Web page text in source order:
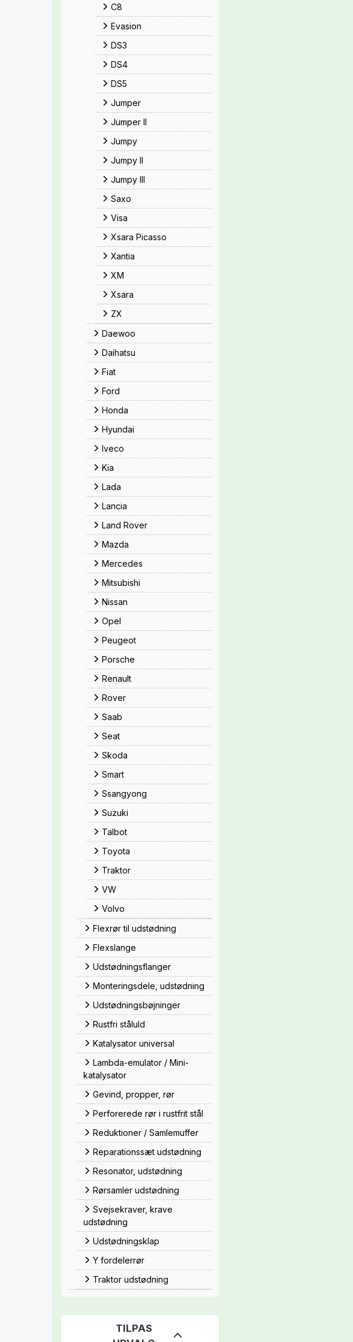
C8
Evasion
DS3
DS4
DS5
Jumper
Jumper II
Jumpy
Jumpy II
Jumpy III
Saxo
Visa
Xsara Picasso
Xantia
XM
Xsara
ZX
Daewoo
Daihatsu
Fiat
Ford
Honda
Hyundai
Iveco
Kia
Lada
Lancia
Land Rover
Mazda
Mercedes
Mitsubishi
Nissan
Opel
Peugeot
Porsche
Renault
Rover
Saab
Seat
Skoda
Smart
Ssangyong
Suzuki
Talbot
Toyota
Traktor
VW
Volvo
Flexrør til udstødning
Flexslange
Udstødningsflanger
Monteringsdele, udstødning
Udstødningsbøjninger
Rustfri ståluld
Katalysator universal
Lambda-emulator / Mini-
katalysator
Gevind, propper, rør
Perforerede rør i rustfrit stål
Reduktioner / Samlemuffer
Reparationssæt udstødning
Resonator, udstødning
Rørsamler udstødning
Svejsekraver, krave
udstødning
Udstødningsklap
Y fordelerrør
Traktor udstødning
TILPAS